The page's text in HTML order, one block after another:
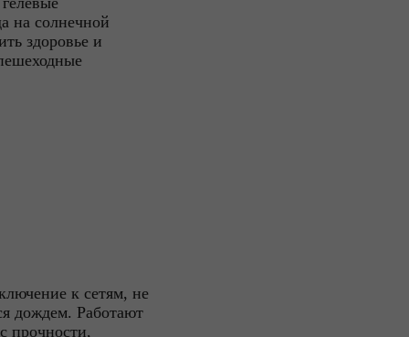
на солнечной
здоровье и
к сетям, не
дождем. Работают
прочности,